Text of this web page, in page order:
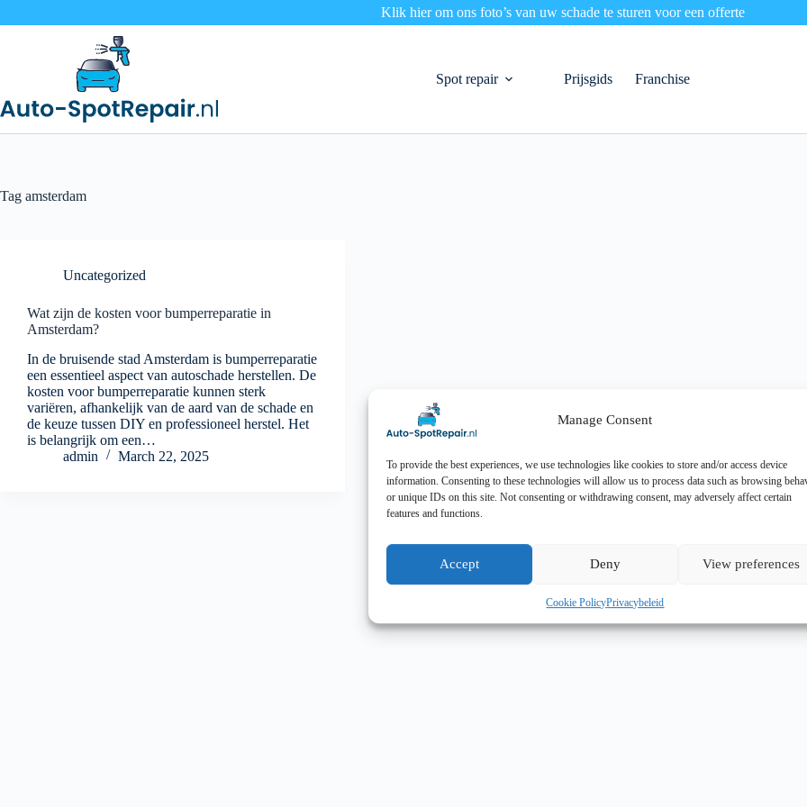
Manage Consent
To provide the best experiences, we use technologies like cookies to store and/or access device
information. Consenting to these technologies will allow us to process data such as browsing
or unique IDs on this site. Not consenting or withdrawing consent, may adversely affect certain
features and functions.
Accept Deny View preferences
Cookie PolicyPrivacybeleid
Klik hier om ons foto’s van uw schade te sturen voor een offerte
Spot repair Prijsgids Franchise
Tag amsterdam
Uncategorized
Wat zijn de kosten voor bumperreparatie in
Amsterdam?
In de bruisende stad Amsterdam is bumperreparatie
een essentieel aspect van autoschade herstellen. De
kosten voor bumperreparatie kunnen sterk
variëren, afhankelijk van de aard van de schade en
de keuze tussen DIY en professioneel herstel. Het
is belangrijk om een…
admin
March 22, 2025